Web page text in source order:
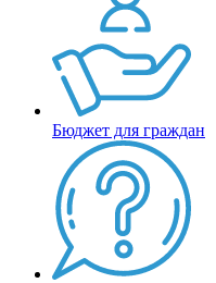
Бюджет для граждан